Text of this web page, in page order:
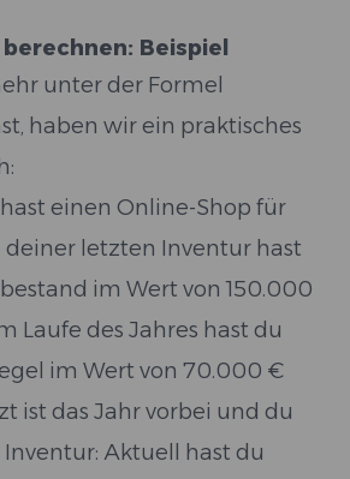
Beispiel
unter der Formel
haben wir ein praktisches
einen Online-Shop für
deiner letzten Inventur hast
im Wert von 150.000
Laufe des Jahres hast du
im Wert von 70.000 €
ist das Jahr vorbei und du
Aktuell hast du